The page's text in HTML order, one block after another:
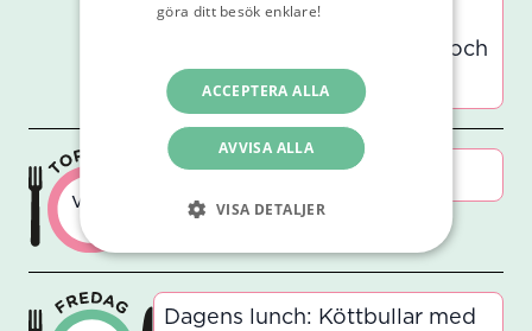
kokt potatis
Dagens sallad: Gröna ärtor och
rårivna morötter
v22
Stängt
Dagens lunch: Köttbullar med
göra ditt besök enklare!
ACCEPTERA ALLA
AVVISA ALLA
VISA DETALJER